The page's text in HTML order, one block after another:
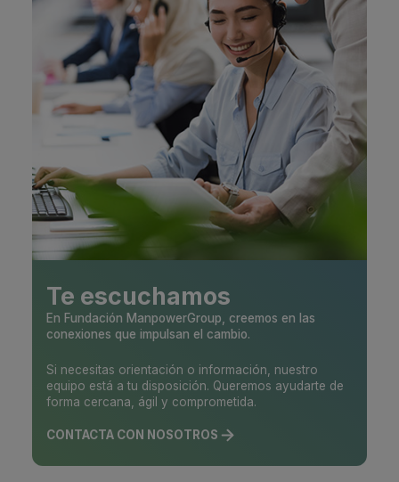
Te escuchamos
En Fundación ManpowerGroup, creemos en las
conexiones que impulsan el cambio.
Si necesitas orientación o información, nuestro
equipo está a tu disposición. Queremos ayudarte de
forma cercana, ágil y comprometida.
CONTACTA CON NOSOTROS